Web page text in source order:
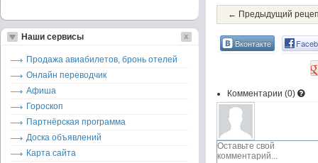
← Предыдущий
Вконтакте
Комментарии (0)
Наши сервисы
Продажа авиабилетов, бронь отелей
Онлайн переводчик
Афиша
Гороскоп
Партнёрская программа
Доска объявлений
Карта сайта